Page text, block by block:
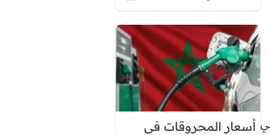
تحت 17 سنة التي أسعار المحروقات في